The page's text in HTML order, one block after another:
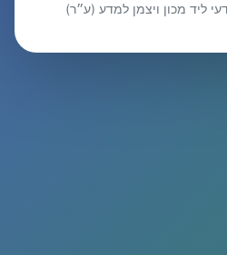
ליד מכון ויצמן למדע (ע״ר)